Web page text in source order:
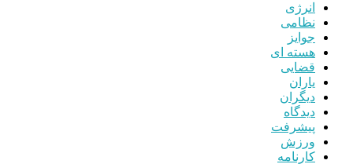
انرژی
نظامی
جوایز
هسته ای
قضایی
یاران
دیگران
دیدگاه
پیشرفت
ورزش
کارنامه